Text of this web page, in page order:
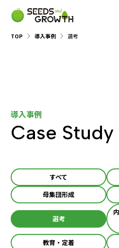
TOP 導入事例 選考
導入事例
Case Study
すべて
母集団形成
選考
教育・定着